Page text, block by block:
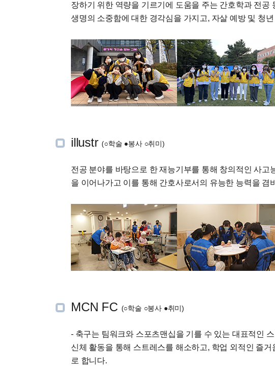
장하기 위한 역량을 기르기에 도움을 주는 간호학과 전
생명의 소중함에 대한 경각심을 가지고, 자살 예방 및 청
illustr(○학술 ●봉사 ○취미)
전공 분야를 바탕으로 한 재능기부를 통해 창의적인 사
을 이어나가고 이를 통해 간호사로서의 유능한 능력을 겸
MCN FC (○학술 ○봉사 ●취미)
- 축구는 팀워크와 스포츠맨십을 기를 수 있는 대표적인
신체 활동을 통해 스트레스를 해소하고, 학업 외적인 즐
로 합니다.